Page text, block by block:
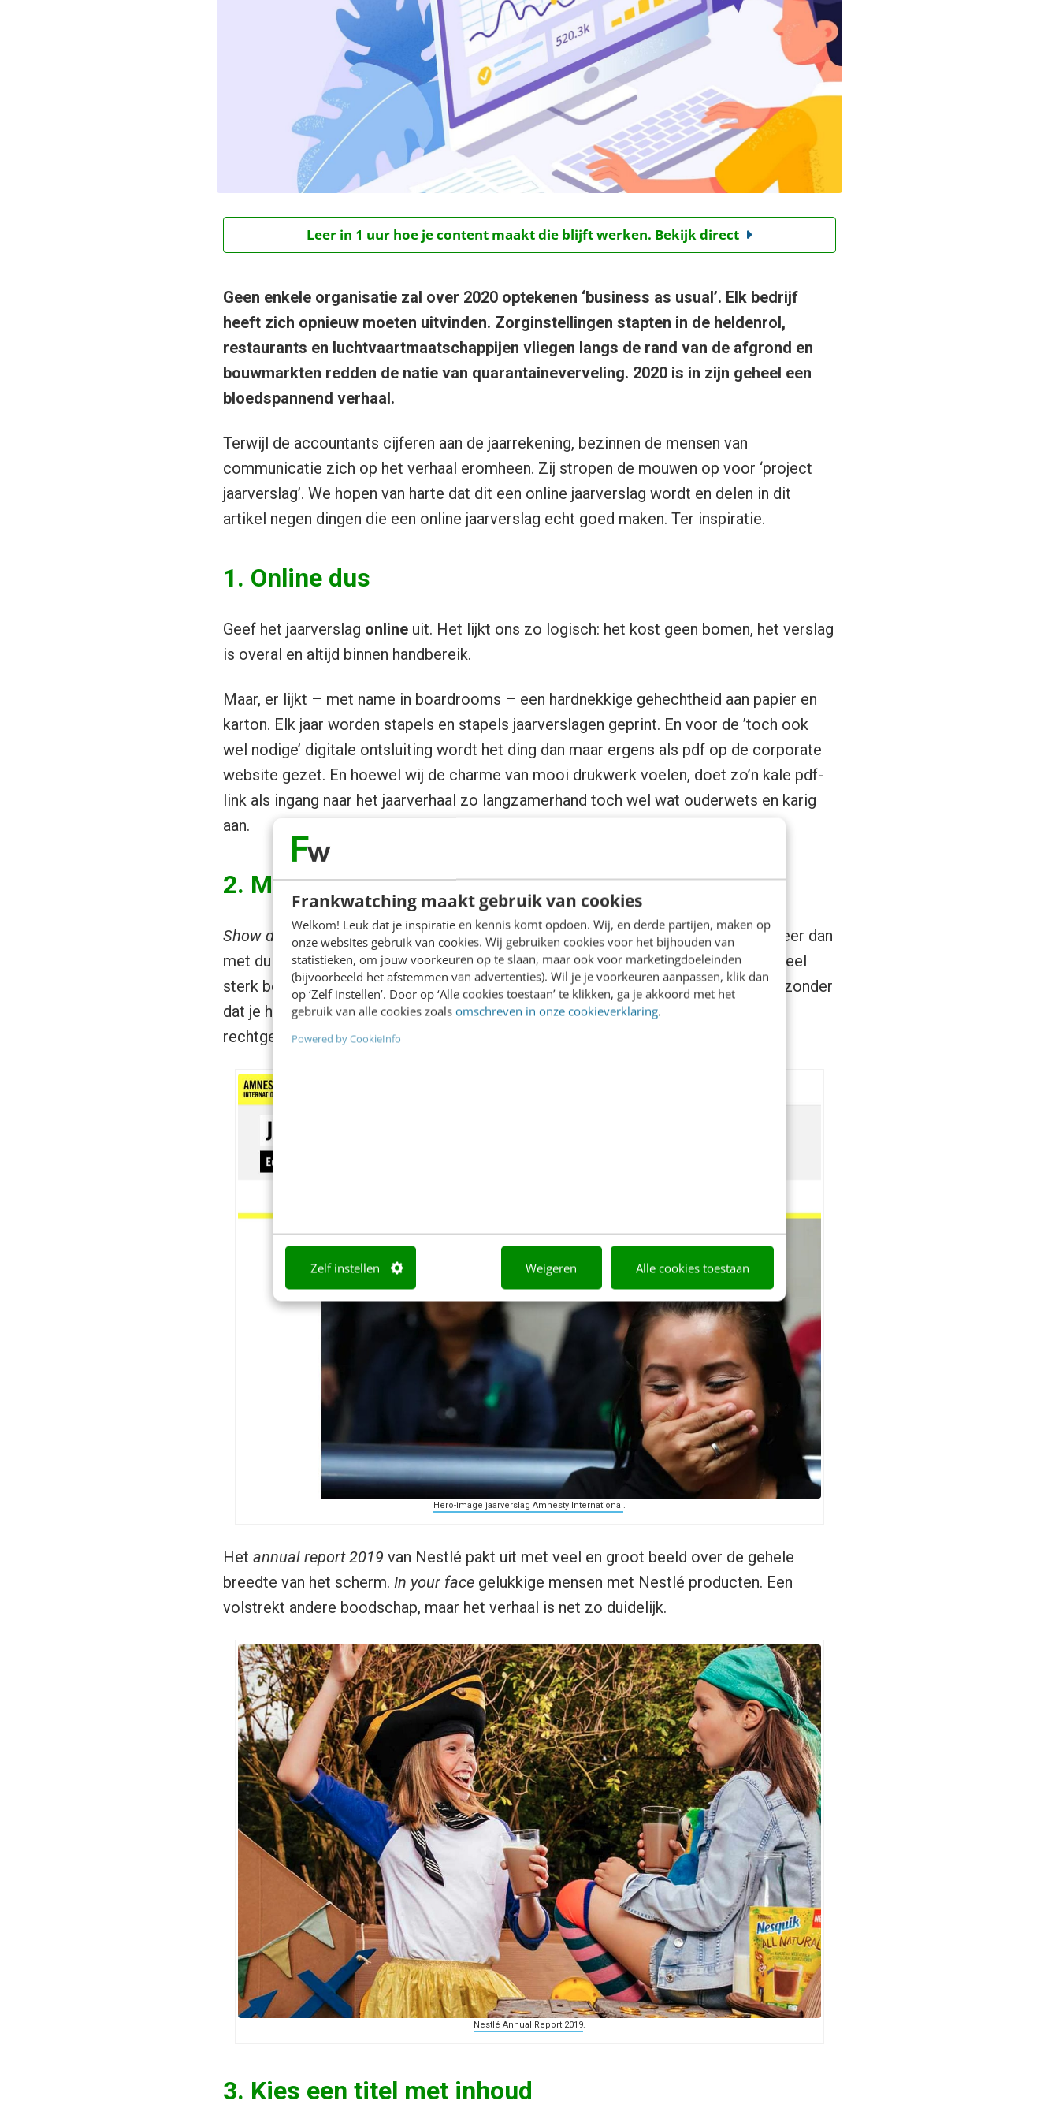
Frankwatching maakt gebruik van cookies
Welkom! Leuk dat je inspiratie en kennis komt opdoen. Wij, en derde partijen, maken op
onze websites gebruik van cookies. Wij gebruiken cookies voor het bijhouden van
statistieken, om jouw voorkeuren op te slaan, maar ook voor marketingdoeleinden
(bijvoorbeeld het afstemmen van advertenties). Wil je je voorkeuren aanpassen, klik dan
op ‘Zelf instellen’. Door op ‘Alle cookies toestaan’ te klikken, ga je akkoord met het
gebruik van alle cookies zoals omschreven in onze cookieverklaring.
Powered by CookieInfo
Zelf instellen Weigeren Alle cookies toestaan
Leer in 1 uur hoe je content maakt die blijft werken. Bekijk direct
Geen enkele organisatie zal over 2020 optekenen ‘business as usual’. Elk bedrijf
heeft zich opnieuw moeten uitvinden. Zorginstellingen stapten in de heldenrol,
restaurants en luchtvaartmaatschappijen vliegen langs de rand van de afgrond en
bouwmarkten redden de natie van quarantaineverveling. 2020 is in zijn geheel een
bloedspannend verhaal.
Terwijl de accountants cijferen aan de jaarrekening, bezinnen de mensen van
communicatie zich op het verhaal eromheen. Zij stropen de mouwen op voor ‘project
jaarverslag’. We hopen van harte dat dit een online jaarverslag wordt en delen in dit
artikel negen dingen die een online jaarverslag echt goed maken. Ter inspiratie.
1. Online dus
Geef het jaarverslag onlineuit. Het lijkt ons zo logisch: het kost geen bomen, het verslag
is overal en altijd binnen handbereik.
Maar, er lijkt – met name in boardrooms – een hardnekkige gehechtheid aan papier en
karton. Elk jaar worden stapels en stapels jaarverslagen geprint. En voor de ’toch ook
wel nodige’ digitale ontsluiting wordt het ding dan maar ergens als pdf op de corporate
website gezet. En hoewel wij de charme van mooi drukwerk voelen, doet zo’n kale pdf-
link als ingang naar het jaarverhaal zo langzamerhand toch wel wat ouderwets en karig
aan.
2. Maak gebruik van sterk beeld
Show don’t tell. Met één sterke hero-image bij binnenkomst vertel je meteen al meer dan
met duizend woorden. Het jaarverslag van Amnesty International opent met een heel
sterk beeld. Voor het hele verhaal achter de foto moet je even zoeken, maar ook zonder
dat je het kent, vertelt dit beeld alles over het werk van Amnesty: hier wordt recht
rechtgezet.
Hero-image jaarverslag Amnesty International .
Het annual report 2019 van Nestlé pakt uit met veel en groot beeld over de gehele
breedte van het scherm. In your facegelukkige mensen met Nestlé producten. Een
volstrekt andere boodschap, maar het verhaal is net zo duidelijk.
Nestlé Annual Report 2019.
3. Kies een titel met inhoud